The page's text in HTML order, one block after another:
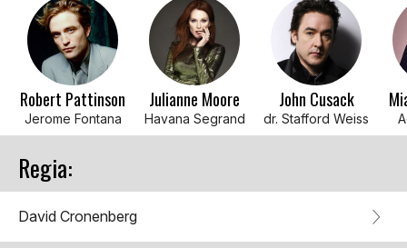
Robert Pattinson
Jerome Fontana
Julianne Moore
Havana Segrand
John Cusack
dr. Stafford Weiss
Regia:
David Cronenberg